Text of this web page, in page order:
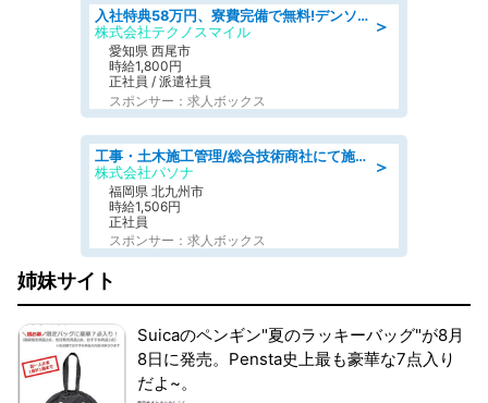
＞
入社特典58万円、寮費完備で無料!デンソーで働こう!自動車工場で小型部品の検査業務 denso aichi
株式会社テクノスマイル
愛知県 西尾市
時給1,800円
正社員 / 派遣社員
スポンサー：求人ボックス
＞
工事・土木施工管理/総合技術商社にて施工管理のお仕事/即日勤務可/車通勤可/工事・土木施工管理/生産・品質管理
株式会社パソナ
福岡県 北九州市
時給1,506円
正社員
スポンサー：求人ボックス
姉妹サイト
Suicaのペンギン"夏のラッキーバッグ"が8月
8日に発売。Pensta史上最も豪華な7点入り
だよ~。